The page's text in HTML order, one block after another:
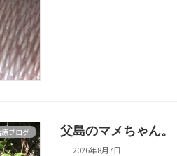
ブログ 父島のマメちゃん。
2026年8月7日